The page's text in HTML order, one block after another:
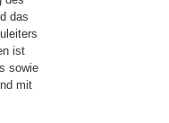
das
ist
sowie
mit